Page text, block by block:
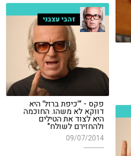
זהבי עצבני
פקס - "'כיפת ברזל' היא
דווקא לא משהו. החוכמה
היא לצוד את הטילים
ולהחזירם לשולח"
09/07/2014